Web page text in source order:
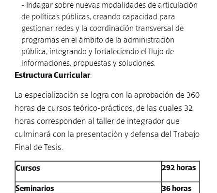
- Indagar sobre nuevas modalidades de articulación
de políticas públicas, creando capacidad para
gestionar redes y la coordinación transversal de
programas en el ámbito de la administración
pública, integrando y fortaleciendo el flujo de
informaciones, propuestas y soluciones.
Estructura Curricular:
La especialización se logra con la aprobación de 360
horas de cursos teórico-prácticos, de las cuales 32
horas corresponden al taller de integrador que
culminará con la presentación y defensa del Trabajo
Final de Tesis.
Cursos 292 horas
Seminarios
36 horas